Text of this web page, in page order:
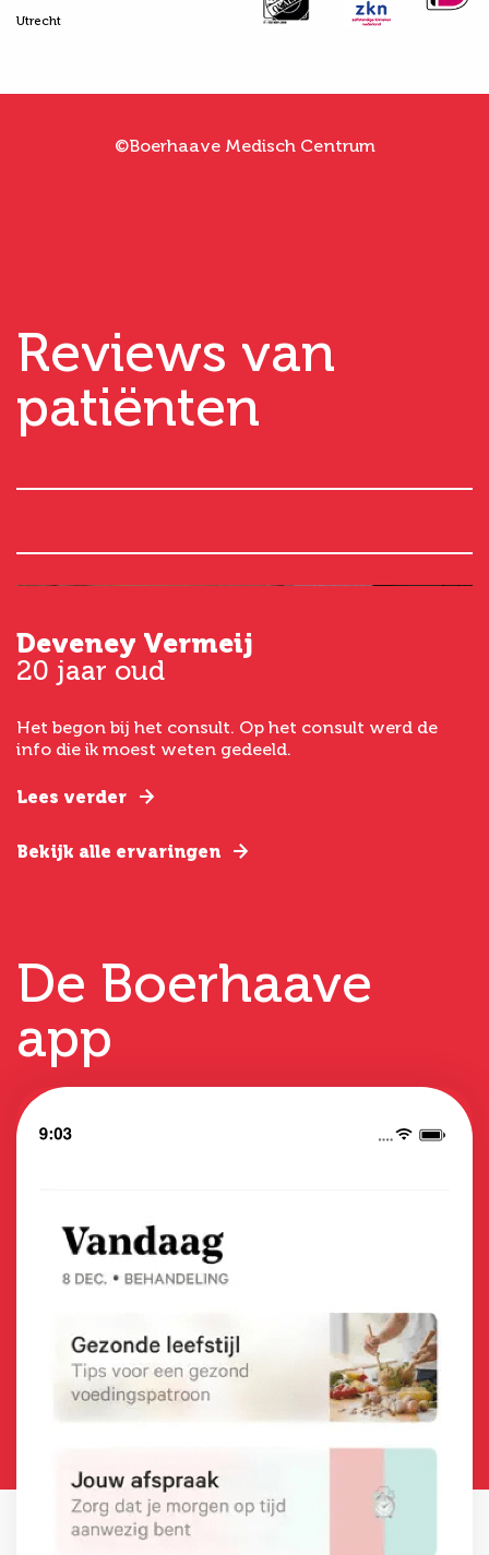
Utrecht
©Boerhaave Medisch Centrum
Reviews van
patiënten
Deveney Vermeij
20 jaar oud
Het begon bij het consult. Op het consult werd de
info die ik moest weten gedeeld.
Lees verder
Bekijk alle ervaringen
De Boerhaave
app